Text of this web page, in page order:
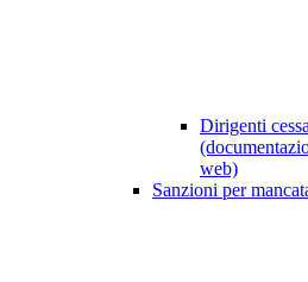
Dirigenti
web)
Sanzioni per